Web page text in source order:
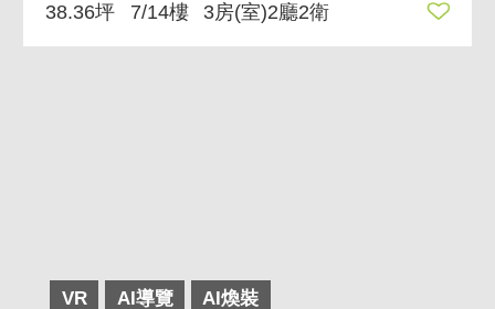
38.36坪 7/14樓 3房(室)2廳2衛
VR AI導覽 AI煥裝